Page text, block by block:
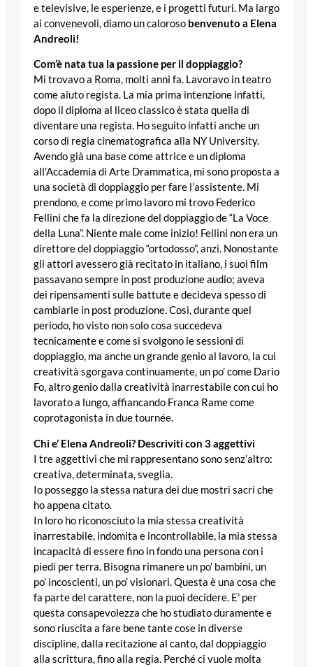
e televisive, le esperienze, e i progetti futuri. Ma largo
ai convenevoli, diamo un caloroso benvenuto a Elena
Andreoli!
Com’è nata tua la passione per il doppiaggio?
Mi trovavo a Roma, molti anni fa. Lavoravo in teatro
come aiuto regista. La mia prima intenzione infatti,
dopo il diploma al liceo classico è stata quella di
diventare una regista. Ho seguito infatti anche un
corso di regia cinematografica alla NY University.
Avendo già una base come attrice e un diploma
all’Accademia di Arte Drammatica, mi sono proposta a
una società di doppiaggio per fare l’assistente. Mi
prendono, e come primo lavoro mi trovo Federico
Fellini che fa la direzione del doppiaggio de “La Voce
della Luna”. Niente male come inizio! Fellini non era un
direttore del doppiaggio “ortodosso”, anzi. Nonostante
gli attori avessero già recitato in italiano, i suoi film
passavano sempre in post produzione audio; aveva
dei ripensamenti sulle battute e decideva spesso di
cambiarle in post produzione. Così, durante quel
periodo, ho visto non solo cosa succedeva
tecnicamente e come si svolgono le sessioni di
doppiaggio, ma anche un grande genio al lavoro, la cui
creatività sgorgava continuamente, un po’ come Dario
Fo, altro genio dalla creatività inarrestabile con cui ho
lavorato a lungo, affiancando Franca Rame come
coprotagonista in due tournée.
Chi e’ Elena Andreoli? Descriviti con 3 aggettivi
I tre aggettivi che mi rappresentano sono senz’altro:
creativa, determinata, sveglia.
Io posseggo la stessa natura dei due mostri sacri che
ho appena citato.
In loro ho riconosciuto la mia stessa creatività
inarrestabile, indomita e incontrollabile, la mia stessa
incapacità di essere fino in fondo una persona con i
piedi per terra. Bisogna rimanere un po’ bambini, un
po’ incoscienti, un po’ visionari. Questa è una cosa che
fa parte del carattere, non la puoi decidere. E’ per
questa consapevolezza che ho studiato duramente e
sono riuscita a fare bene tante cose in diverse
discipline, dalla recitazione al canto, dal doppiaggio
alla scrittura, fino alla regia. Perché ci vuole molta